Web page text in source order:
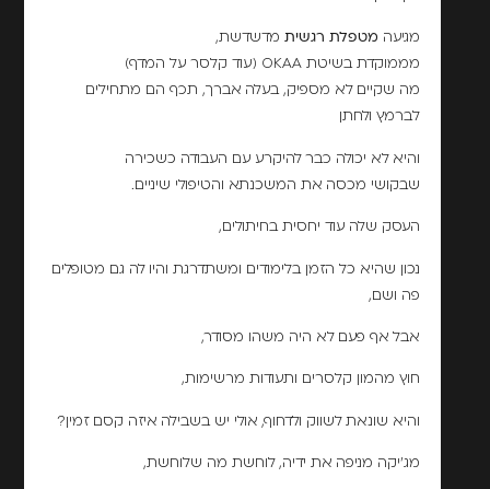
מגיעה מטפלת רגשיתמדשדשת,
מממוקדת בשיטת OKAA (עוד קלסר על המדף)
מה שקיים לא מספיק, בעלה אברך, תכף הם מתחילים
לברמץ ולחתן
והיא לא יכולה כבר להיקרע עם העבודה כשכירה
שבקושי מכסה את המשכנתא והטיפולי שיניים.
העסק שלה עוד יחסית בחיתולים,
נכון שהיא כל הזמן בלימודים ומשתדרגת והיו לה גם מטופלים
פה ושם,
אבל אף פעם לא היה משהו מסודר,
חוץ מהמון קלסרים ותעודות מרשימות,
והיא שונאת לשווק ולדחוף, אולי יש בשבילה איזה קסם זמין?
מג'יקה מניפה את ידיה, לוחשת מה שלוחשת,